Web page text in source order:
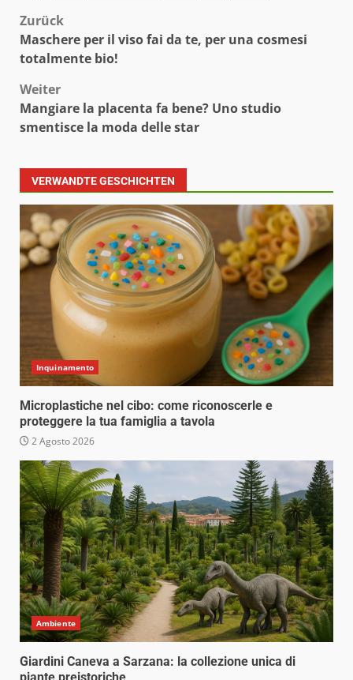
Beitragsnavigation
Zurück
Maschere per il viso fai da te, per una cosmesi
totalmente bio!
Weiter
Mangiare la placenta fa bene? Uno studio
smentisce la moda delle star
VERWANDTE GESCHICHTEN
Inquinamento
Microplastiche nel cibo: come riconoscerle e
proteggere la tua famiglia a tavola
2 Agosto 2026
Ambiente
Giardini Caneva a Sarzana: la collezione unica di